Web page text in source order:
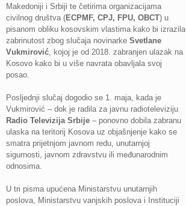
Makedoniji i Srbiji te četirima organizacijama
civilnog društva (ECPMF, CPJ, FPU, OBCT) u
pisanom obliku kosovskim vlastima kako bi izrazila
zabrinutost zbog slučaja novinarke Svetlane
Vukmirović , kojoj je od 2018. zabranjen ulazak na
Kosovo kako bi u više navrata obavljala svoj
posao.
Posljednji slučaj dogodio se 1. maja, kada je
Vukmirović – dok je radila za javnu radioteleviziju
Radio Televizija Srbije – ponovno dobila zabranu
ulaska na teritorij Kosova uz objašnjenje kako se
smatra prijetnjom javnom redu, unutarnjoj
sigurnosti, javnom zdravstvu ili međunarodnim
odnosima.
U tri pisma upućena Ministarstvu unutarnjih
poslova, Ministarstvu vanjskih poslova i Instituciji